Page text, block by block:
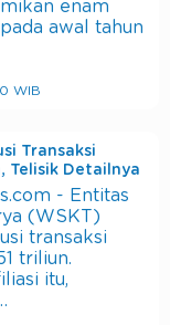
enam
awal tahun
WIB
Transaksi
Telisik Detailnya
- Entitas
(WSKT)
transaksi
triliun.
itu,